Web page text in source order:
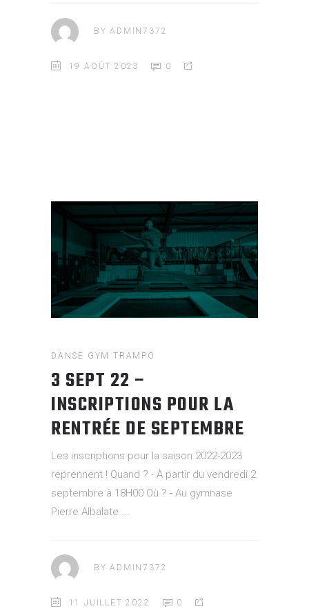
BYADMIN7372
19 AOÛT 2023 0
DANSE GYM TRAMPO
3 SEPT 22 –
INSCRIPTIONS POUR LA
RENTRÉE DE SEPTEMBRE
Les inscriptions pour la saison 2022-2023
reprennent ! Quand ? - À partir du vendredi 2
septembre à 18H00 Où ? - Au gymnase
Pierre Albalate
BYADMIN7372
11 JUILLET 2022 0